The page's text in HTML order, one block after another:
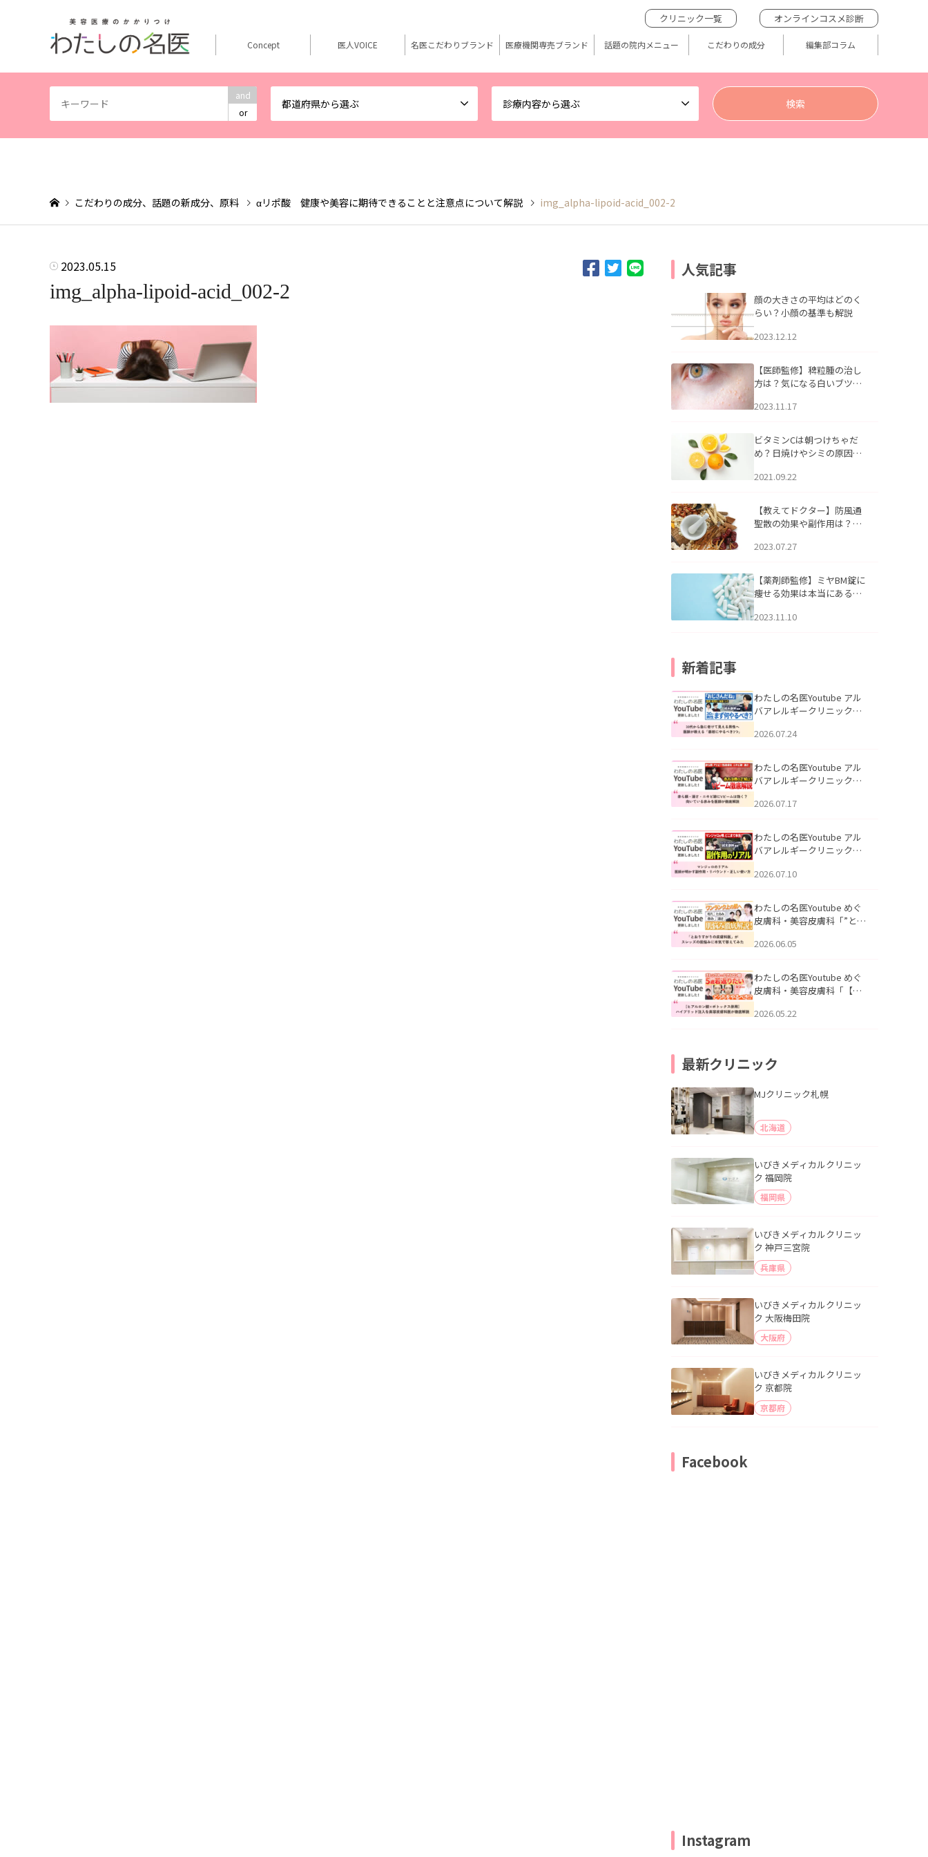
and
or
都道府県から選ぶ 診療内容から選ぶ
クリニック一覧 オンラインコスメ診断
Concept 医人VOICE 名医こだわりブランド 医療機関専売ブランド 話題の院内メニュー こだわりの成分 編集部コラム
こだわりの成分、話題の新成分、原料 αリポ酸 健康や美容に期待できることと注意点について解説 img_alpha-lipoid-acid_002-2
2023.05.15
img_alpha-lipoid-acid_002-2
人気記事
顔の大きさの平均はどのく
らい？小顔の基準も解説
2023.12.12
【医師監修】稗粒腫の治し
方は？気になる白いブツブ
アについて
2023.11.17
ビタミンCは朝つけちゃだ
め？日焼けやシミの原因に
2021.09.22
【教えてドクター】防風通
聖散の効果や副作用は？長
2023.07.27
【薬剤師監修】ミヤBM錠に
痩せる効果は本当にある
2023.11.10
新着記事
わたしの名医Youtube アル
バアレルギークリニック札
える男性へ｜医師が教える
公開いたしました。
2026.07.24
わたしの名医Youtube アル
バアレルギークリニック札
跡にVビームは効く？向いて
説」を公開いたしました。
2026.07.17
わたしの名医Youtube アル
バアレルギークリニック札
医師が明かす副作用・リバ
公開いたしました。
2026.07.10
わたしの名医Youtube めぐ
皮膚科・美容皮膚科「”とお
ッズの肌悩みに本気で答え
た。
2026.06.05
わたしの名医Youtube めぐ
皮膚科・美容皮膚科「【ヒ
用】ハイブリッド注入を美
2026.05.22
最新クリニック
MJクリニック札幌
北海道
いびきメディカルクリニッ
ク 福岡院
福岡県
いびきメディカルクリニッ
ク 神戸三宮院
兵庫県
いびきメディカルクリニッ
ク 大阪梅田院
大阪府
いびきメディカルクリニッ
ク 京都院
京都府
Facebook
Instagram